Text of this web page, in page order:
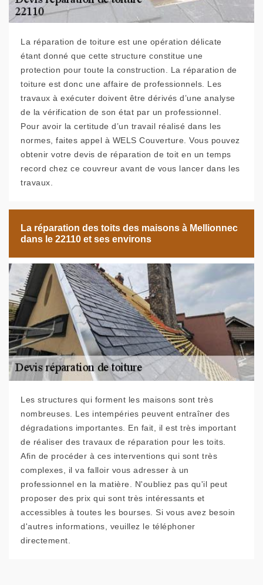
La réparation de toiture est une opération délicate
étant donné que cette structure constitue une
protection pour toute la construction. La réparation de
toiture est donc une affaire de professionnels. Les
travaux à exécuter doivent être dérivés d’une analyse
de la vérification de son état par un professionnel.
Pour avoir la certitude d’un travail réalisé dans les
normes, faites appel à WELS Couverture. Vous pouvez
obtenir votre devis de réparation de toit en un temps
record chez ce couvreur avant de vous lancer dans les
travaux.
La réparation des toits des maisons à Mellionnec
dans le 22110 et ses environs
Les structures qui forment les maisons sont très
nombreuses. Les intempéries peuvent entraîner des
dégradations importantes. En fait, il est très important
de réaliser des travaux de réparation pour les toits.
Afin de procéder à ces interventions qui sont très
complexes, il va falloir vous adresser à un
professionnel en la matière. N'oubliez pas qu'il peut
proposer des prix qui sont très intéressants et
accessibles à toutes les bourses. Si vous avez besoin
d'autres informations, veuillez le téléphoner
directement.